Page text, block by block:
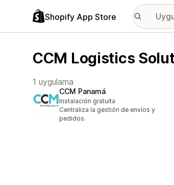
Shopify App Store
CCM Logistics
1 uygulama
CCM Panamá
Instalación gratuita
Centraliza la gestión de envíos y
pedidos.